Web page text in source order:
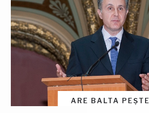
ARE BALTA PEȘTE